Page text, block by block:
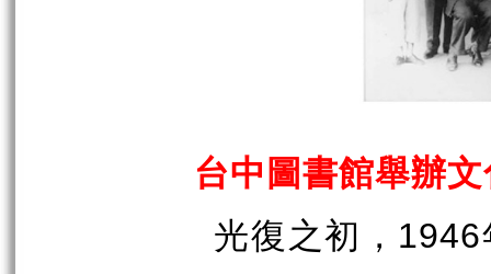
台中圖書館舉辦
光復之初， 1946